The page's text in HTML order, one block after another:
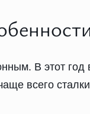
В этот
всего